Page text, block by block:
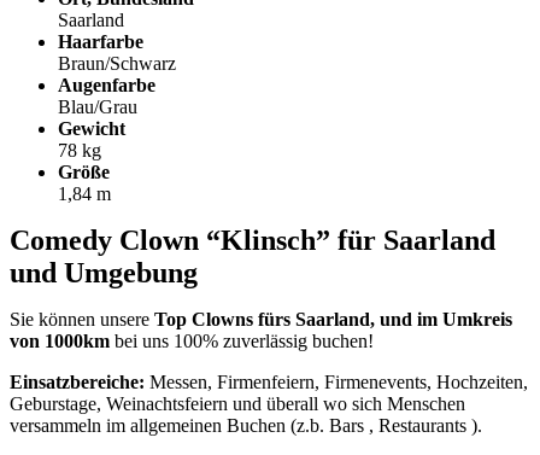
Saarland
Haarfarbe
Braun/Schwarz
Augenfarbe
Blau/Grau
Gewicht
78 kg
Größe
1,84 m
Comedy Clown “Klinsch” für Saarland
und Umgebung
Sie können unsere Top Clowns fürs Saarland, und im Umkreis
von 1000km bei uns 100% zuverlässig buchen!
Einsatzbereiche: Messen, Firmenfeiern, Firmenevents, Hochzeiten,
Geburstage, Weinachtsfeiern und überall wo sich Menschen
versammeln im allgemeinen Buchen (z.b. Bars , Restaurants ).